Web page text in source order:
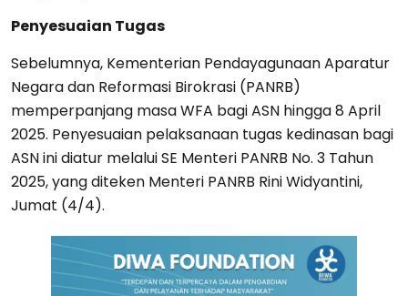
Penyesuaian Tugas
Sebelumnya, Kementerian Pendayagunaan Aparatur
Negara dan Reformasi Birokrasi (PANRB)
memperpanjang masa WFA bagi ASN hingga 8 April
2025. Penyesuaian pelaksanaan tugas kedinasan bagi
ASN ini diatur melalui SE Menteri PANRB No. 3 Tahun
2025, yang diteken Menteri PANRB Rini Widyantini,
Jumat (4/4).